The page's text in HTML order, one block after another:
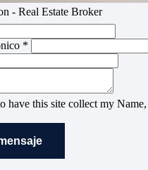
- Real Estate Broker
*
have this site collect my